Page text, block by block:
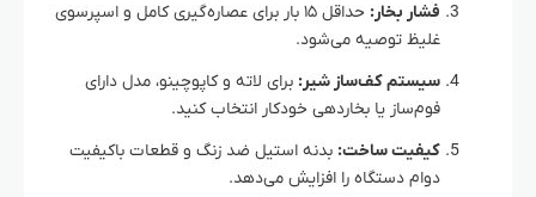
فشار بخار:
حداقل ۱۵ بار برای عصاره‌گیری کامل و اسپرسوی
غلیظ توصیه می‌شود.
سیستم کف‌ساز شیر: برای لاته و کاپوچینو، مدل دارای
فوم‌ساز یا بخاردهی خودکار انتخاب کنید.
کیفیت ساخت: بدنه استیل ضد زنگ و قطعات باکیفیت
دوام دستگاه را افزایش می‌دهد.